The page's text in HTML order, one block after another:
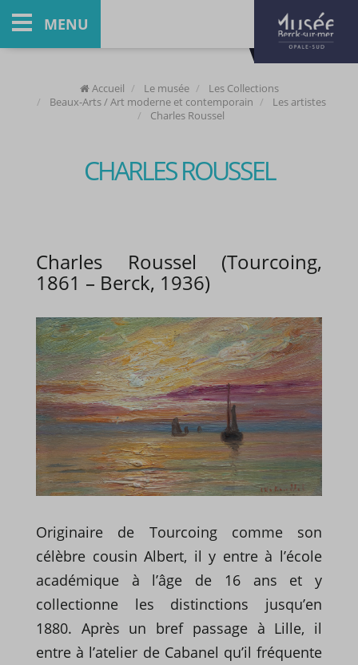
MENU
Accueil Le musée
Les Collections
Beaux-Arts / Art moderne et contemporain
Les artistes
Charles Roussel
CHARLES ROUSSEL
Charles Roussel (Tourcoing,
1861 – Berck, 1936)
Originaire de Tourcoing comme son
célèbre cousin Albert, il y entre à l’école
académique à l’âge de 16 ans et y
collectionne les distinctions jusqu’en
1880. Après un bref passage à Lille, il
entre à l’atelier de Cabanel qu’il fréquente